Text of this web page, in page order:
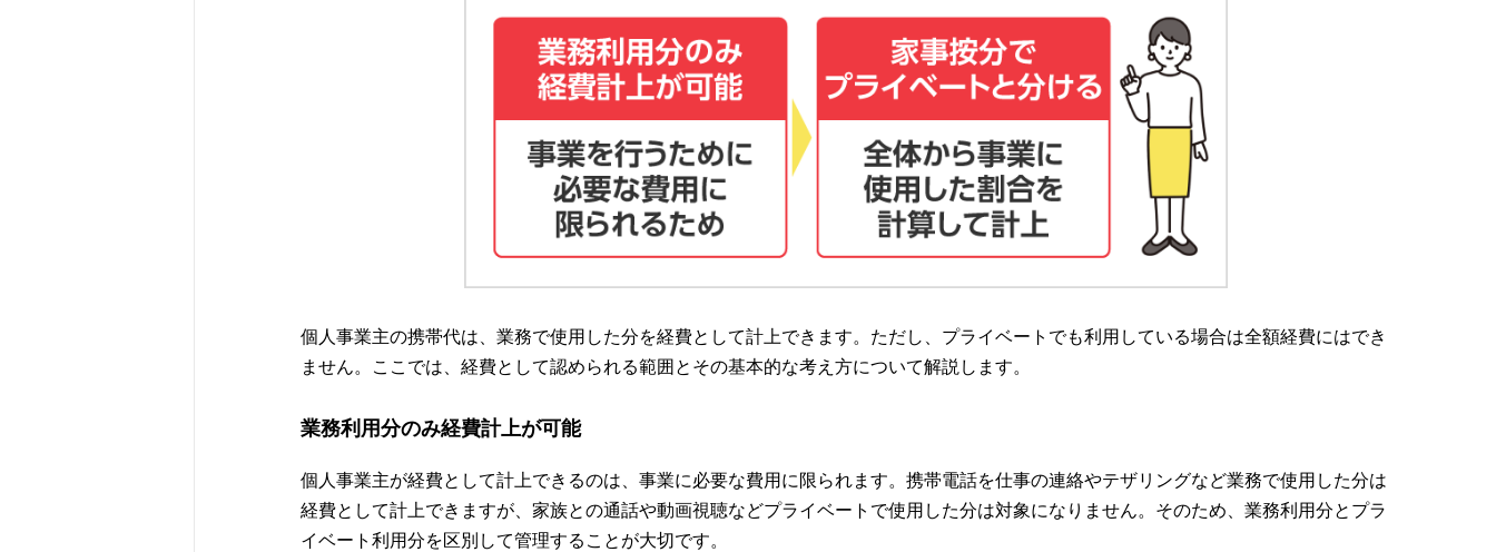
個人事業主の携帯代は、業務で使用した分を経費として計上できます。ただし、プライベートでも利用している場合は全額経費にはでき
ません。ここでは、経費として認められる範囲とその基本的な考え方について解説します。
業務利用分のみ経費計上が可能
個人事業主が経費として計上できるのは、事業に必要な費用に限られます。携帯電話を仕事の連絡やテザリングなど業務で使用した分は
経費として計上できますが、家族との通話や動画視聴などプライベートで使用した分は対象になりません。そのため、業務利用分とプラ
イベート利用分を区別して管理することが大切です。